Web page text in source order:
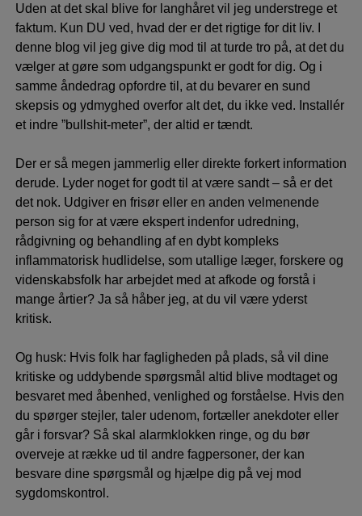
Uden at det skal blive for langhåret vil jeg understrege et
faktum. Kun DU ved, hvad der er det rigtige for dit liv. I
denne blog vil jeg give dig mod til at turde tro på, at det du
vælger at gøre som udgangspunkt er godt for dig. Og i
samme åndedrag opfordre til, at du bevarer en sund
skepsis og ydmyghed overfor alt det, du ikke ved. Installér
et indre ”bullshit-meter”, der altid er tændt.
Der er så megen jammerlig eller direkte forkert information
derude. Lyder noget for godt til at være sandt – så er det
det nok. Udgiver en frisør eller en anden velmenende
person sig for at være ekspert indenfor udredning,
rådgivning og behandling af en dybt kompleks
inflammatorisk hudlidelse, som utallige læger, forskere og
videnskabsfolk har arbejdet med at afkode og forstå i
mange årtier? Ja så håber jeg, at du vil være yderst
kritisk.
Og husk: Hvis folk har fagligheden på plads, så vil dine
kritiske og uddybende spørgsmål altid blive modtaget og
besvaret med åbenhed, venlighed og forståelse. Hvis den
du spørger stejler, taler udenom, fortæller anekdoter eller
går i forsvar? Så skal alarmklokken ringe, og du bør
overveje at række ud til andre fagpersoner, der kan
besvare dine spørgsmål og hjælpe dig på vej mod
sygdomskontrol.